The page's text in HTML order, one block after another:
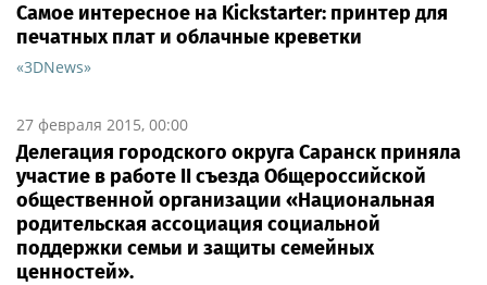
Самое интересное на Kickstarter: принтер для
печатных плат и облачные креветки
«3DNews»
27 февраля 2015, 00:00
Делегация городского округа Саранск приняла
участие в работе II съезда Общероссийской
общественной организации «Национальная
родительская ассоциация социальной
поддержки семьи и защиты семейных
ценностей».